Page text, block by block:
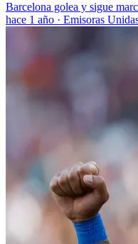
Barcelona golea y sigue
hace 1 año · Emisoras